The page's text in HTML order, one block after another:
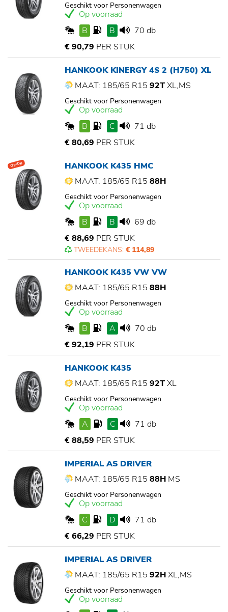
Geschikt voor Personenwagen
Op voorraad
B
B
70 db
€ 90,79 PER STUK
HANKOOK KINERGY 4S 2 (H750) XL
MAAT: 185/65 R15 92TXL,MS
Geschikt voor Personenwagen
Op voorraad
B
C
71 db
€ 80,69 PER STUK
Op=Op
HANKOOK K435 HMC
MAAT: 185/65 R15 88H
Geschikt voor Personenwagen
Op voorraad
B
B
69 db
€ 88,69 PER STUK
TWEEDEKANS: € 114,89
HANKOOK K435 VW VW
MAAT: 185/65 R15 88H
Geschikt voor Personenwagen
Op voorraad
B
A
70 db
€ 92,19 PER STUK
HANKOOK K435
MAAT: 185/65 R15 92TXL
Geschikt voor Personenwagen
Op voorraad
A
C
71 db
€ 88,59 PER STUK
IMPERIAL AS DRIVER
MAAT: 185/65 R15 88H MS
Geschikt voor Personenwagen
Op voorraad
C
D
71 db
€ 66,29 PER STUK
IMPERIAL AS DRIVER
MAAT: 185/65 R15 92HXL,MS
Geschikt voor Personenwagen
Op voorraad